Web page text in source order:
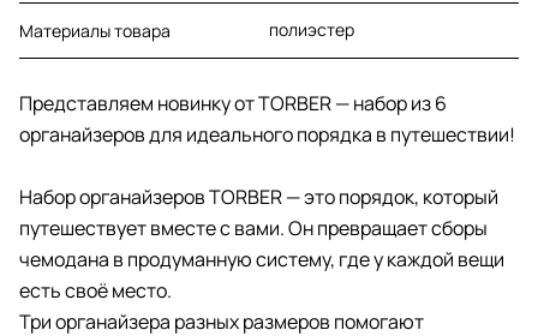
Материалы товара полиэстер
Представляем новинку от TORBER — набор из 6
органайзеров для идеального порядка в путешествии!
Набор органайзеров TORBER — это порядок, который
путешествует вместе с вами. Он превращает сборы
чемодана в продуманную систему, где у каждой вещи
есть своё место.
Три органайзера разных размеров помогают